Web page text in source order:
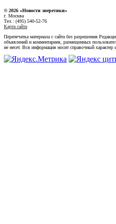
© 2026 «Новости энеретики»
г. Москва
Тел.: (495) 540-52-76
Карта сайта
Перепечатка материала с сайта без разрешения
объявлений и комментариев, размещенных
не несет. Вся информация носит справочный характер